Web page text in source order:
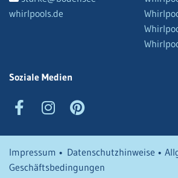
whirlpools.de
Soziale Medien
Impressum • Datenschutzhinweise •
Geschäftsbedingungen